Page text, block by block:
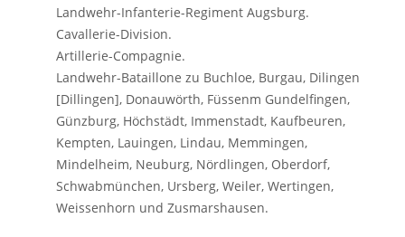
Landwehr-Infanterie-Regiment Augsburg.
Cavallerie-Division.
Artillerie-Compagnie.
Landwehr-Bataillone zu Buchloe, Burgau, Dilingen
[Dillingen], Donauwörth, Füssenm Gundelfingen,
Günzburg, Höchstädt, Immenstadt, Kaufbeuren,
Kempten, Lauingen, Lindau, Memmingen,
Mindelheim, Neuburg, Nördlingen, Oberdorf,
Schwabmünchen, Ursberg, Weiler, Wertingen,
Weissenhorn und Zusmarshausen.